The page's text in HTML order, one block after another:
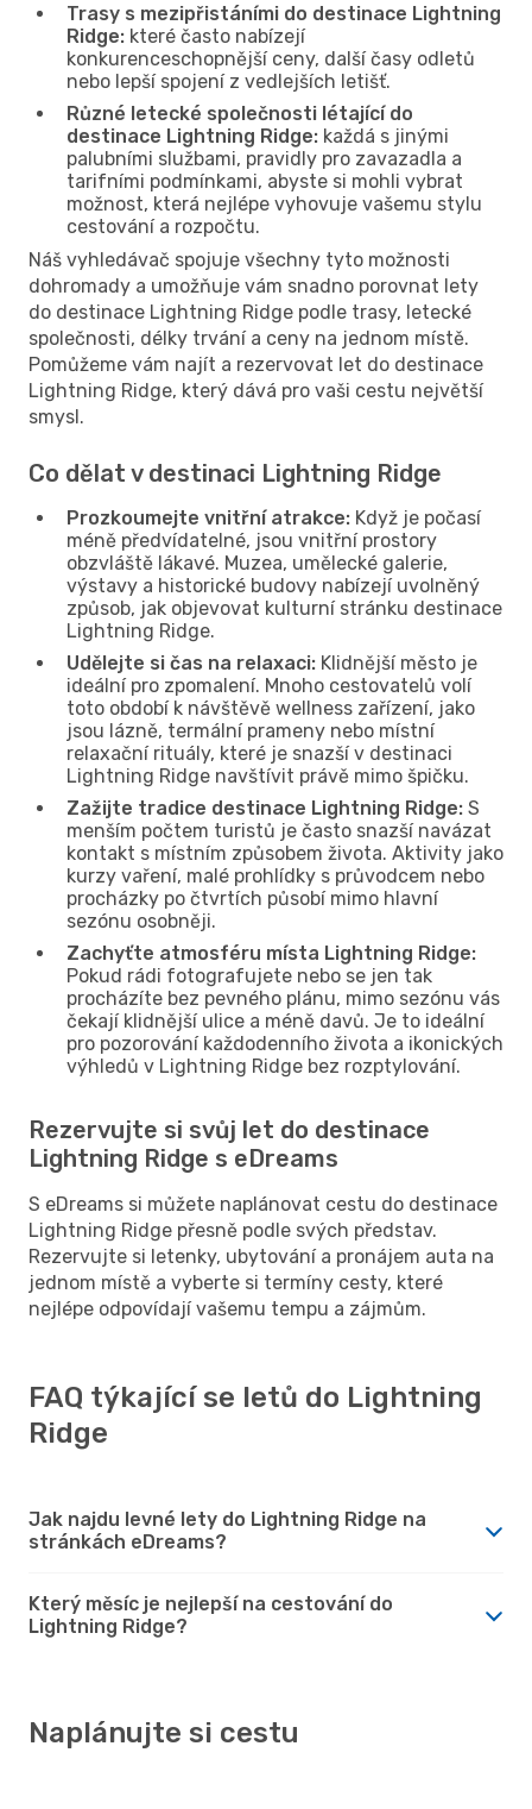
Trasy s mezipřistáními do destinace Lightning
Ridge: které často nabízejí
konkurenceschopnější ceny, další časy odletů
nebo lepší spojení z vedlejších letišť.
Různé letecké společnosti létající do
destinace Lightning Ridge: každá s jinými
palubními službami, pravidly pro zavazadla a
tarifními podmínkami, abyste si mohli vybrat
možnost, která nejlépe vyhovuje vašemu stylu
cestování a rozpočtu.
Náš vyhledávač spojuje všechny tyto možnosti
dohromady a umožňuje vám snadno porovnat lety
do destinace Lightning Ridge podle trasy, letecké
společnosti, délky trvání a ceny na jednom místě.
Pomůžeme vám najít a rezervovat let do destinace
Lightning Ridge, který dává pro vaši cestu největší
smysl.
Co dělat v destinaci Lightning Ridge
Prozkoumejte vnitřní atrakce: Když je počasí
méně předvídatelné, jsou vnitřní prostory
obzvláště lákavé. Muzea, umělecké galerie,
výstavy a historické budovy nabízejí uvolněný
způsob, jak objevovat kulturní stránku destinace
Lightning Ridge.
Udělejte si čas na relaxaci: Klidnější město je
ideální pro zpomalení. Mnoho cestovatelů volí
toto období k návštěvě wellness zařízení, jako
jsou lázně, termální prameny nebo místní
relaxační rituály, které je snazší v destinaci
Lightning Ridge navštívit právě mimo špičku.
Zažijte tradice destinace Lightning Ridge: S
menším počtem turistů je často snazší navázat
kontakt s místním způsobem života. Aktivity jako
kurzy vaření, malé prohlídky s průvodcem nebo
procházky po čtvrtích působí mimo hlavní
sezónu osobněji.
Zachyťte atmosféru místa Lightning Ridge:
Pokud rádi fotografujete nebo se jen tak
procházíte bez pevného plánu, mimo sezónu vás
čekají klidnější ulice a méně davů. Je to ideální
pro pozorování každodenního života a ikonických
výhledů v Lightning Ridge bez rozptylování.
Rezervujte si svůj let do destinace
Lightning Ridge s eDreams
S eDreams si můžete naplánovat cestu do destinace
Lightning Ridge přesně podle svých představ.
Rezervujte si letenky, ubytování a pronájem auta na
jednom místě a vyberte si termíny cesty, které
nejlépe odpovídají vašemu tempu a zájmům.
FAQ týkající se letů do Lightning
Ridge
Jak najdu levné lety do Lightning Ridge na
stránkách eDreams?
Který měsíc je nejlepší na cestování do
Lightning Ridge?
Naplánujte si cestu